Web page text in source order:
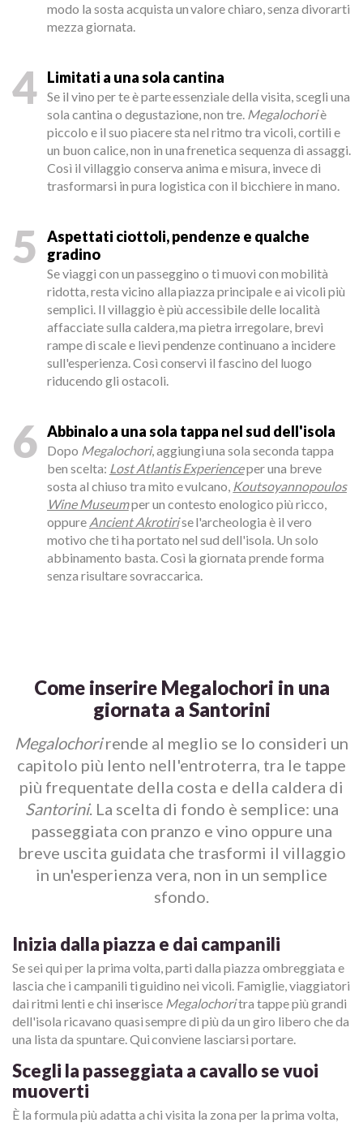
modo la sosta acquista un valore chiaro, senza divorarti
mezza giornata.
4 Limitati a una sola cantina
Se il vino per te è parte essenziale della visita, scegli una
sola cantina o degustazione, non tre. Megalochoriè
piccolo e il suo piacere sta nel ritmo tra vicoli, cortili e
un buon calice, non in una frenetica sequenza di assaggi.
Così il villaggio conserva anima e misura, invece di
trasformarsi in pura logistica con il bicchiere in mano.
5
Aspettati ciottoli, pendenze e qualche
gradino
Se viaggi con un passeggino o ti muovi con mobilità
ridotta, resta vicino alla piazza principale e ai vicoli più
semplici. Il villaggio è più accessibile delle località
affacciate sulla caldera, ma pietra irregolare, brevi
rampe di scale e lievi pendenze continuano a incidere
sull'esperienza. Così conservi il fascino del luogo
riducendo gli ostacoli.
6 Abbinalo a una sola tappa nel sud dell'isola
Dopo Megalochori, aggiungi una sola seconda tappa
ben scelta: Lost Atlantis Experienceper una breve
sosta al chiuso tra mito e vulcano, Koutsoyannopoulos
Wine Museumper un contesto enologico più ricco,
oppure Ancient Akrotirise l'archeologia è il vero
motivo che ti ha portato nel sud dell'isola. Un solo
abbinamento basta. Così la giornata prende forma
senza risultare sovraccarica.
Come inserire Megalochori in una
giornata a Santorini
Megalochorirende al meglio se lo consideri un
capitolo più lento nell'entroterra, tra le tappe
più frequentate della costa e della caldera di
Santorini. La scelta di fondo è semplice: una
passeggiata con pranzo e vino oppure una
breve uscita guidata che trasformi il villaggio
in un'esperienza vera, non in un semplice
sfondo.
Inizia dalla piazza e dai campanili
Se sei qui per la prima volta, parti dalla piazza ombreggiata e
lascia che i campanili ti guidino nei vicoli. Famiglie, viaggiatori
dai ritmi lenti e chi inserisce Megalochoritra tappe più grandi
dell'isola ricavano quasi sempre di più da un giro libero che da
una lista da spuntare. Qui conviene lasciarsi portare.
Scegli la passeggiata a cavallo se vuoi
muoverti
È la formula più adatta a chi visita la zona per la prima volta,